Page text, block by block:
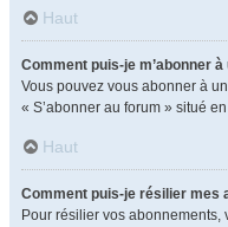
Haut
Comment puis-je m’abonner
Vous pouvez vous abonner à
« S’abonner au forum » situé
Haut
Comment puis-je résilier mes
Pour résilier vos